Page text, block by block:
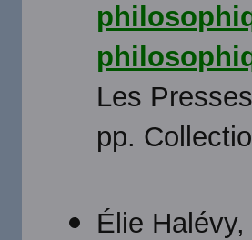
Les
pp.
Élie Halévy,